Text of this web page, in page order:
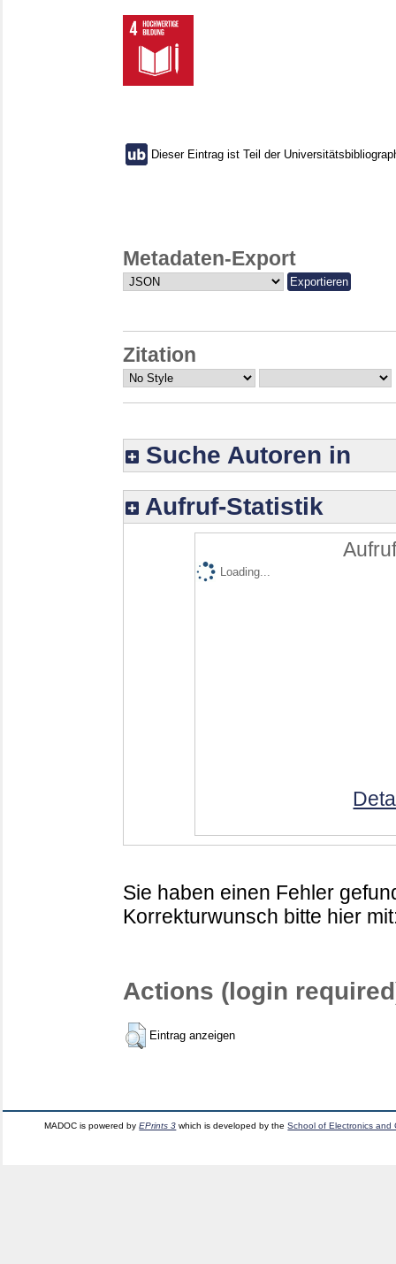
Dieser Eintrag ist Teil der
Metadaten-Export
Zitation
Suche Autoren in
Aufruf-Statistik
Loading...
Sie haben einen Fehler
Korrekturwunsch bitte hier
Actions (login
Eintrag anzeigen
MADOC is powered byEPrints 3 which is developed by theSchool of Electronics and